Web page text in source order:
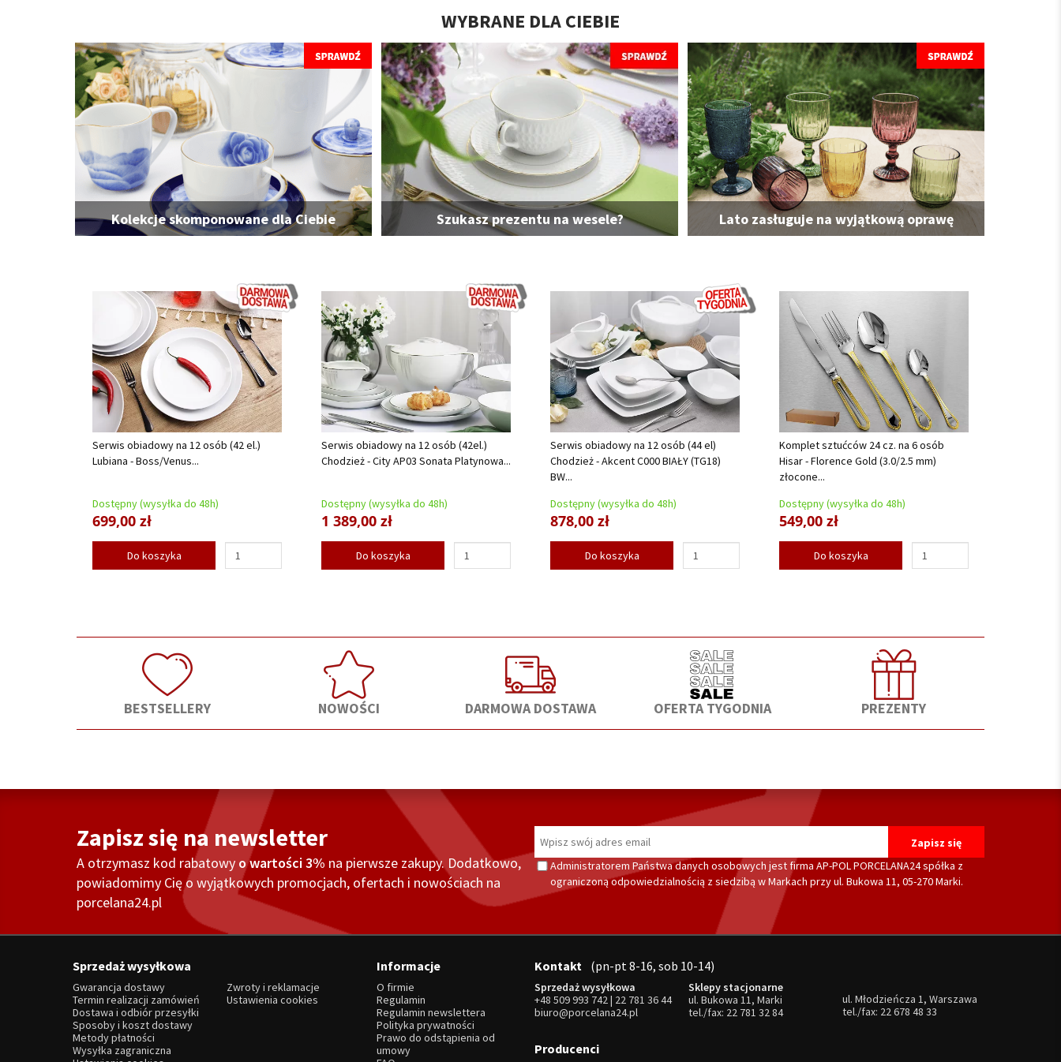
WYBRANE DLA CIEBIE
Kolekcje skomponowane dla Ciebie Szukasz prezentu na wesele? Lato zasługuje na wyjątkową oprawę
Serwis obiadowy na 12 osób (42 el.)
Lubiana - Boss/Venus...
Dostępny (wysyłka do 48h)
699,00 zł
Do koszyka
Serwis obiadowy na 12 osób (42el.)
Chodzież - City AP03 Sonata Platynowa...
Dostępny (wysyłka do 48h)
1 389,00 zł
Do koszyka
Serwis obiadowy na 12 osób (44 el)
Chodzież - Akcent C000 BIAŁY (TG18)
BW...
Dostępny (wysyłka do 48h)
878,00 zł
Do koszyka
Komplet sztućców 24 cz. na 6 osób
Hisar - Florence Gold (3.0/2.5 mm)
złocone...
Dostępny (wysyłka do 48h)
549,00 zł
Do koszyka
BESTSELLERY NOWOŚCI DARMOWA DOSTAWA OFERTA TYGODNIA PREZENTY
Zapisz się na newsletter
A otrzymasz kod rabatowy o wartości 3% na pierwsze zakupy. Dodatkowo,
powiadomimy Cię o wyjątkowych promocjach, ofertach i nowościach na
porcelana24.pl
Administratorem Państwa danych osobowych jest firma AP-POL PORCELANA24 spółka z
ograniczoną odpowiedzialnością z siedzibą w Markach przy ul. Bukowa 11, 05-270 Marki.
Sprzedaż wysyłkowa
Gwarancja dostawy
Termin realizacji zamówień
Dostawa i odbiór przesyłki
Sposoby i koszt dostawy
Metody płatności
Wysyłka zagraniczna
Zwroty i reklamacje
Ustawienia cookies
Informacje
O firmie
Regulamin
Regulamin newslettera
Polityka prywatności
Prawo do odstąpienia od
umowy
Kontakt (pn-pt 8-16, sob 10-14)
Sprzedaż wysyłkowa
+48 509 993 742| 22 781 36 44
biuro@porcelana24.pl
Sklepy stacjonarne
ul. Bukowa 11, Marki
tel./fax: 22 781 32 84
ul. Młodzieńcza 1, Warszawa
tel./fax: 22 678 48 33
Producenci